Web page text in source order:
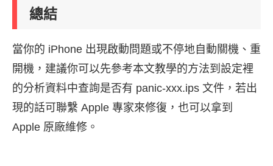
總結
當你的 iPhone 出現啟動問題或不停地自動關機、重
開機，建議你可以先參考本文教學的方法到設定裡
的分析資料中查詢是否有 panic-xxx.ips 文件，若出
現的話可聯繫 Apple 專家來修復，也可以拿到
Apple 原廠維修。